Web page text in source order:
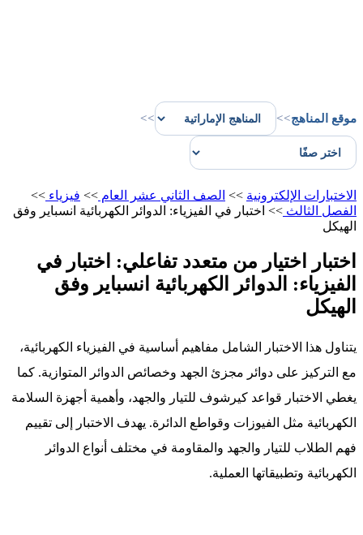
موقع المناهج>>
>>
الاختبارات الإلكترونية >> الصف الثاني عشر العام >> فيزياء >>
الفصل الثالث >> اختبار في الفيزياء: الدوائر الكهربائية انسباير وفق
الهيكل
اختبار اختيار من متعدد تفاعلي: اختبار في
الفيزياء: الدوائر الكهربائية انسباير وفق
الهيكل
يتناول هذا الاختبار الشامل مفاهيم أساسية في الفيزياء الكهربائية،
مع التركيز على دوائر مجزئ الجهد وخصائص الدوائر المتوازية. كما
يغطي الاختبار قواعد كيرشوف للتيار والجهد، وأهمية أجهزة السلامة
الكهربائية مثل الفيوزات وقواطع الدائرة. يهدف الاختبار إلى تقييم
فهم الطلاب للتيار والجهد والمقاومة في مختلف أنواع الدوائر
الكهربائية وتطبيقاتها العملية.